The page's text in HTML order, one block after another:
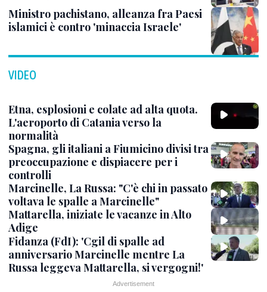
Ministro pachistano, alleanza fra Paesi
islamici è contro 'minaccia Israele'
VIDEO
Etna, esplosioni e colate ad alta quota.
L'aeroporto di Catania verso la
normalità
Spagna, gli italiani a Fiumicino divisi tra
preoccupazione e dispiacere per i
controlli
Marcinelle, La Russa: "C'è chi in passato
voltava le spalle a Marcinelle"
Mattarella, iniziate le vacanze in Alto
Adige
Fidanza (FdI): 'Cgil di spalle ad
anniversario Marcinelle mentre La
Russa leggeva Mattarella, si vergogni!'